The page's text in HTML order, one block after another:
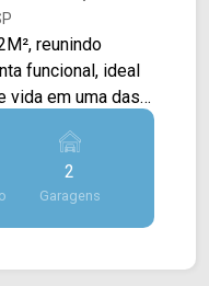
reunindo
funcional, ideal
vida em uma das
social
e sala de jantar
ambiente
familiares e
2
Garagens